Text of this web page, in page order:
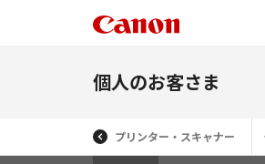
個人のお客さま
プリンター・スキャナー